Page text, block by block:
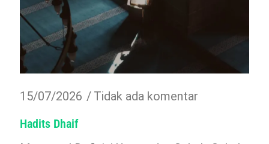
15/07/2026
Tidak ada komentar
Hadits Dhaif